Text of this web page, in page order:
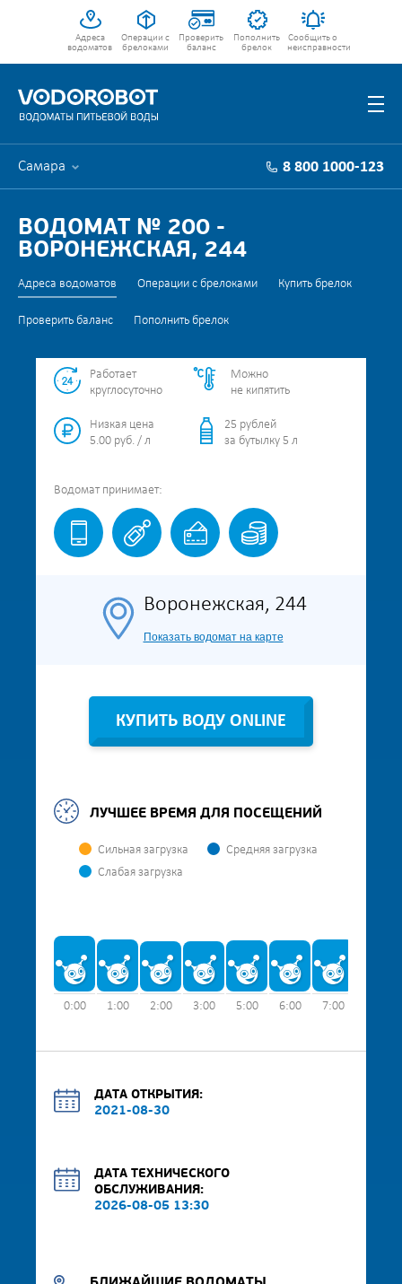
Адреса
водоматов
Операции с
брелоками
Проверить
баланс
Пополнить
брелок
Сообщить о
неисправности
Самара 8 800 1000-123
ВОДОМАТ № 200 -
ВОРОНЕЖСКАЯ, 244
Адреса водоматов Операции с брелоками Купить брелок
Проверить баланс Пополнить брелок
Работает
круглосуточно
Можно
не кипятить
Низкая цена
5.00 руб. / л
25 рублей
за бутылку 5 л
Водомат принимает:
Воронежская, 244
Показать водомат на карте
КУПИТЬ ВОДУ ONLINE
ЛУЧШЕЕ ВРЕМЯ ДЛЯ ПОСЕЩЕНИЙ
Сильная загрузка
Средняя загрузка
Слабая загрузка
0:00 1:00 2:00 3:00 5:00 6:00 7:00
ДАТА ОТКРЫТИЯ:
2021-08-30
ДАТА ТЕХНИЧЕСКОГО
ОБСЛУЖИВАНИЯ:
2026-08-05 13:30